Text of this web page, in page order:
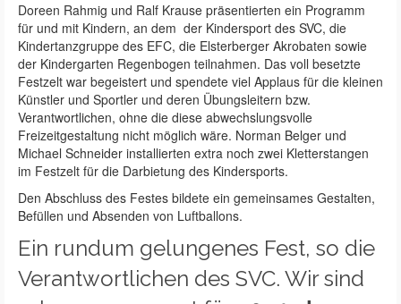
Doreen Rahmig und Ralf Krause präsentierten ein Programm
für und mit Kindern, an dem der Kindersport des SVC, die
Kindertanzgruppe des EFC, die Elsterberger Akrobaten sowie
der Kindergarten Regenbogen teilnahmen. Das voll besetzte
Festzelt war begeistert und spendete viel Applaus für die kleinen
Künstler und Sportler und deren Übungsleitern bzw.
Verantwortlichen, ohne die diese abwechslungsvolle
Freizeitgestaltung nicht möglich wäre. Norman Belger und
Michael Schneider installierten extra noch zwei Kletterstangen
im Festzelt für die Darbietung des Kindersports.
Den Abschluss des Festes bildete ein gemeinsames Gestalten,
Befüllen und Absenden von Luftballons.
Ein rundum gelungenes Fest, so die
Verantwortlichen des SVC. Wir sind